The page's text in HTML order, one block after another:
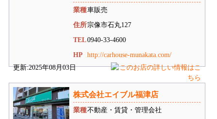
業種車販売
住所宗像市石丸127
TEL0940-33-4600
HP
http://carhouse-munakata.com/
更新:2025年08月03日
株式会社エイブル福津店
業種不動産・賃貸・管理会社